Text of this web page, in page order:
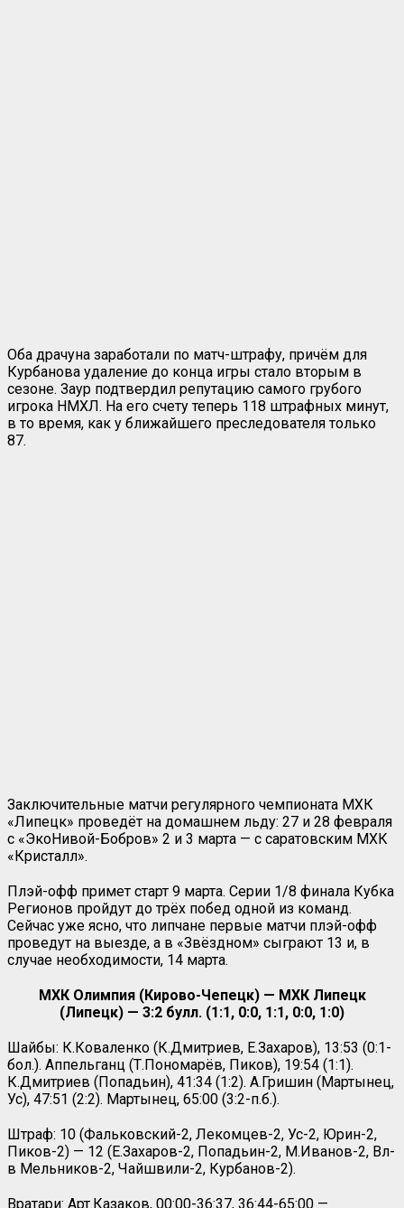
Оба драчуна заработали по матч-штрафу, причём для
Курбанова удаление до конца игры стало вторым в
сезоне. Заур подтвердил репутацию самого грубого
игрока НМХЛ. На его счету теперь 118 штрафных минут,
в то время, как у ближайшего преследователя только
87.
Заключительные матчи регулярного чемпионата МХК
«Липецк» проведёт на домашнем льду: 27 и 28 февраля
с «ЭкоНивой-Бобров» 2 и 3 марта — с саратовским МХК
«Кристалл».
Плэй-офф примет старт 9 марта. Серии 1/8 финала Кубка
Регионов пройдут до трёх побед одной из команд.
Сейчас уже ясно, что липчане первые матчи плэй-офф
проведут на выезде, а в «Звёздном» сыграют 13 и, в
случае необходимости, 14 марта.
МХК Олимпия (Кирово-Чепецк) — МХК Липецк
(Липецк) — 3:2 булл. (1:1, 0:0, 1:1, 0:0, 1:0)
Шайбы: К.Коваленко (К.Дмитриев, Е.Захаров), 13:53 (0:1-
бол.). Аппельганц (Т.Пономарёв, Пиков), 19:54 (1:1).
К.Дмитриев (Попадьин), 41:34 (1:2). А.Гришин (Мартынец,
Ус), 47:51 (2:2). Мартынец, 65:00 (3:2-п.б.).
Штраф: 10 (Фальковский-2, Лекомцев-2, Ус-2, Юрин-2,
Пиков-2) — 12 (Е.Захаров-2, Попадьин-2, М.Иванов-2, Вл-
в Мельников-2, Чайшвили-2, Курбанов-2).
Вратари: Арт.Казаков, 00:00-36:37, 36:44-65:00 —